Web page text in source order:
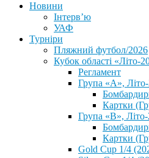
Новини
Інтерв’ю
УАФ
Турніри
Пляжний футбол/2026
Кубок області «Літо-
Регламент
Група «А»,
Картки
Група «В»,
Картки
Gold Cup 1/4